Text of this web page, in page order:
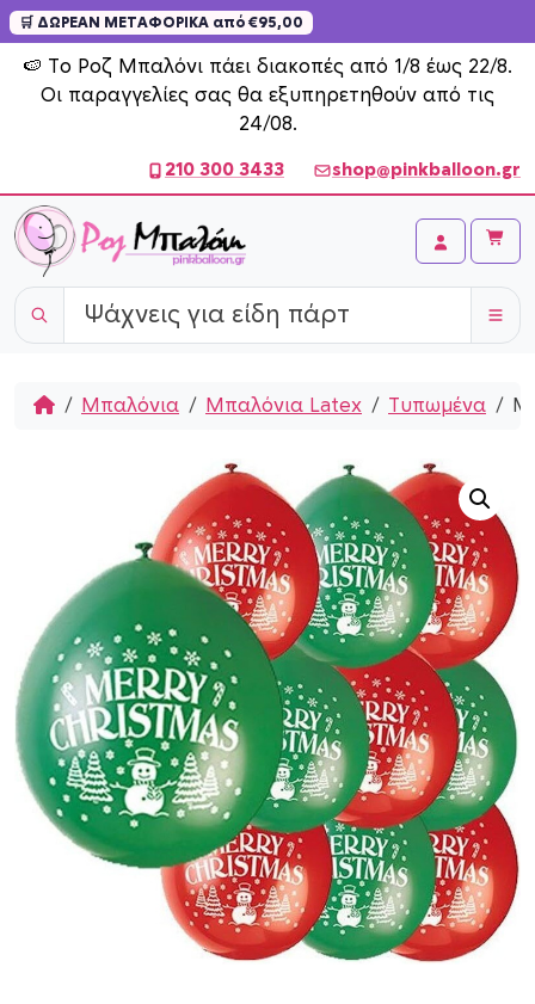
🛒 ΔΩΡΕΑΝ ΜΕΤΑΦΟΡΙΚΑ από €95,00
🍉 Το Ροζ Μπαλόνι πάει διακοπές από 1/8 έως 22/8.
Οι παραγγελίες σας θα εξυπηρετηθούν από τις
24/08.
Skip to content
210 300 3433 shop@pinkballoon.gr
Account
Cart
HomeΜπαλόνια Μπαλόνια Latex Τυπωμένα